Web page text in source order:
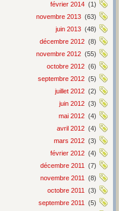
février 2014 (1)
novembre 2013 (63)
juin 2013 (48)
décembre 2012 (8)
novembre 2012 (55)
octobre 2012 (6)
septembre 2012 (5)
juillet 2012 (2)
juin 2012 (3)
mai 2012 (4)
avril 2012 (4)
mars 2012 (3)
février 2012 (4)
décembre 2011
(7)
novembre 2011
(8)
octobre 2011
(3)
septembre 2011
(5)